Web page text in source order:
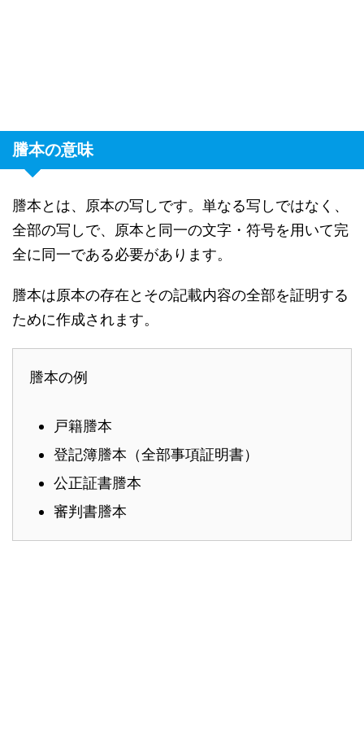
謄本の意味
謄本とは、原本の写しです。単なる写しではなく、
全部の写しで、原本と同一の文字・符号を用いて完
全に同一である必要があります。
謄本は原本の存在とその記載内容の全部を証明する
ために作成されます。
謄本の例
戸籍謄本
登記簿謄本（全部事項証明書）
公正証書謄本
審判書謄本